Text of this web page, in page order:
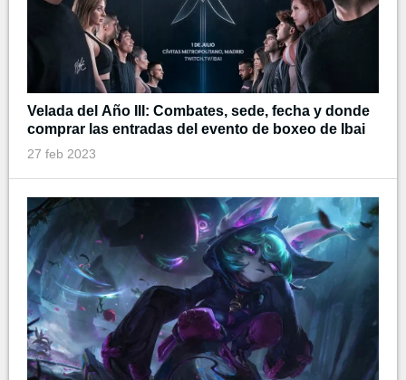
Velada del Año III: Combates, sede, fecha y donde
comprar las entradas del evento de boxeo de Ibai
27 feb 2023